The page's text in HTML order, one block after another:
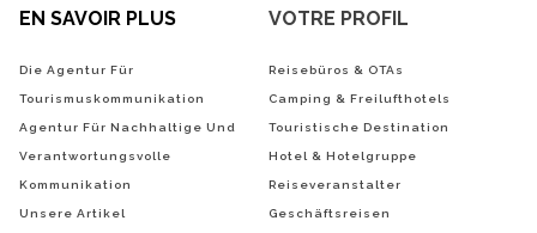
EN SAVOIR PLUS
Die Agentur Für
Tourismuskommunikation
Agentur Für Nachhaltige Und
Verantwortungsvolle
Kommunikation
Unsere Artikel
VOTRE PROFIL
Reisebüros & OTAs
Camping & Freilufthotels
Touristische Destination
Hotel & Hotelgruppe
Reiseveranstalter
Geschäftsreisen